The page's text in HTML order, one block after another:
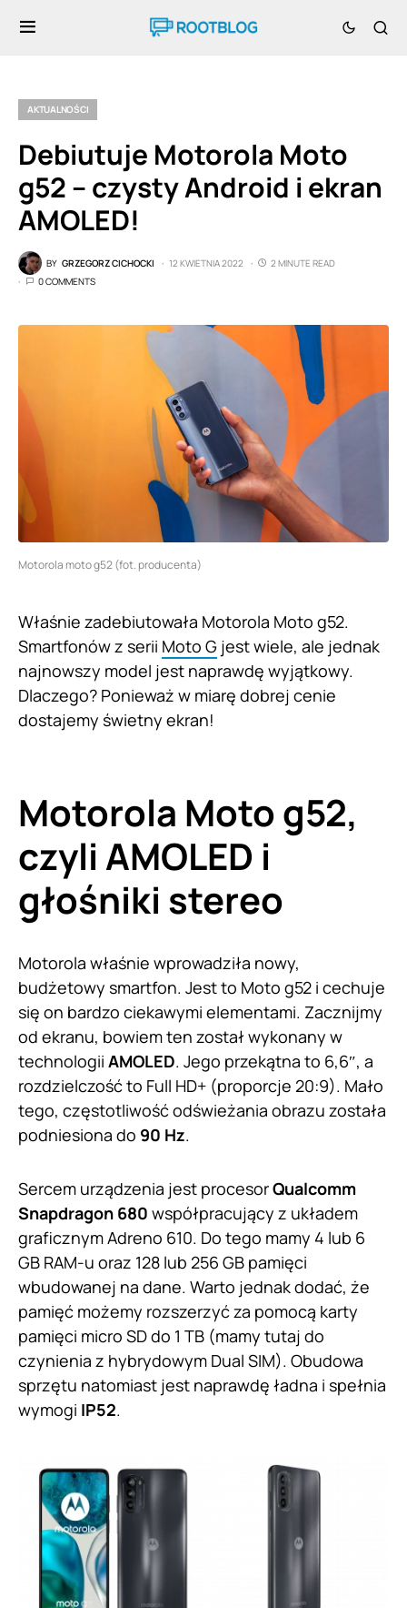
AKTUALNOŚCI
Debiutuje Motorola Moto
g52 – czysty Android i ekran
AMOLED!
BY GRZEGORZ CICHOCKI 12 KWIETNIA 2022
2 MINUTE READ
0 COMMENTS
Motorola moto g52 (fot. producenta)
Właśnie zadebiutowała Motorola Moto g52.
Smartfonów z serii Moto G jest wiele, ale jednak
najnowszy model jest naprawdę wyjątkowy.
Dlaczego? Ponieważ w miarę dobrej cenie
dostajemy świetny ekran!
Motorola Moto g52,
czyli AMOLED i
głośniki stereo
Motorola właśnie wprowadziła nowy,
budżetowy smartfon. Jest to Moto g52 i cechuje
się on bardzo ciekawymi elementami. Zacznijmy
od ekranu, bowiem ten został wykonany w
technologii AMOLED. Jego przekątna to 6,6″, a
rozdzielczość to Full HD+ (proporcje 20:9). Mało
tego, częstotliwość odświeżania obrazu została
podniesiona do 90 Hz.
Sercem urządzenia jest procesorQualcomm
Snapdragon 680 współpracujący z układem
graficznym Adreno 610. Do tego mamy 4 lub 6
GB RAM-u oraz 128 lub 256 GB pamięci
wbudowanej na dane. Warto jednak dodać, że
pamięć możemy rozszerzyć za pomocą karty
pamięci micro SD do 1 TB (mamy tutaj do
czynienia z hybrydowym Dual SIM). Obudowa
sprzętu natomiast jest naprawdę ładna i spełnia
wymogi IP52.